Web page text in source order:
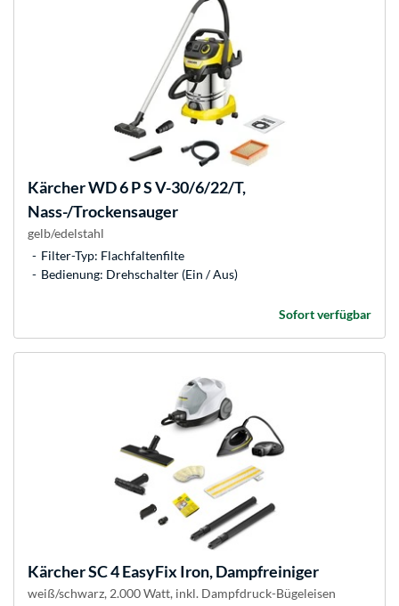
KärcherWD 6 P S V-30/6/22/T,
Nass-/Trockensauger
gelb/edelstahl
Filter-Typ: Flachfaltenfilte
Bedienung: Drehschalter (Ein / Aus)
Sofort verfügbar
KärcherSC 4 EasyFix Iron, Dampfreiniger
weiß/schwarz, 2.000 Watt, inkl. Dampfdruck-Bügeleisen